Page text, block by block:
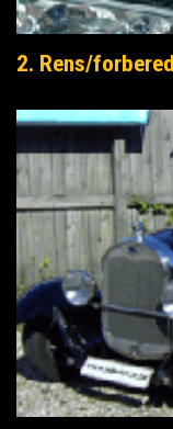
2. Rens/forbered